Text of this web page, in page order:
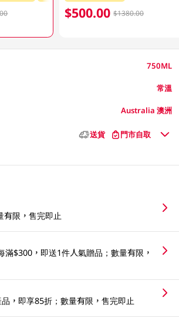
$500.00 $1380.00
750ML
常溫
Australia 澳洲
送貨 門市自取
有限，售完即止
滿$300，即送1件人氣贈品；數量有限，
，即享85折；數量有限，售完即止